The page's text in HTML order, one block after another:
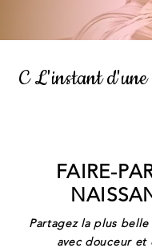
C L'instant d'une
FAIRE-
Partagez la plus
avec douceur et